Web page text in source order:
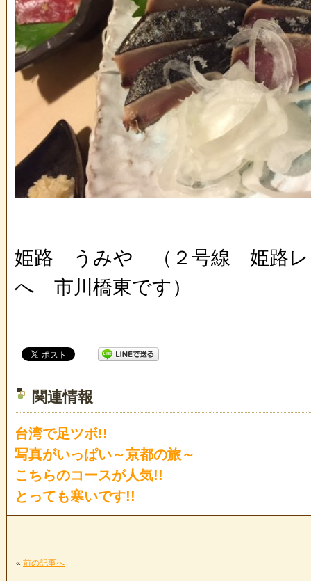
姫路 うみや （２号線 姫路レ
へ 市川橋東です）
関連情報
台湾で足ツボ!!
写真がいっぱい～京都の旅～
こちらのコースが人気!!
とっても寒いです!!
« 前の記事へ